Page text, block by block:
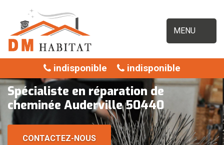
MENU
indisponible indisponible
Spécialiste en réparation de
cheminée Auderville 50440
CONTACTEZ-NOUS